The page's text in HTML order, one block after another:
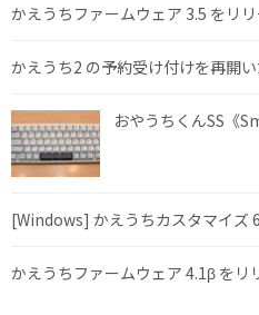
かえうちファームウェア 3.5 をリ
かえうち2 の予約受け付けを再開
おやうちくんSS《
[Windows] かえうちカスタマイズ
かえうちファームウェア 4.1β をリ